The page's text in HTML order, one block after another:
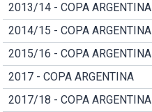
2013/14 - COPA ARGENTINA
2014/15 - COPA ARGENTINA
2015/16 - COPA ARGENTINA
2017 - COPA ARGENTINA
2017/18 - COPA ARGENTINA